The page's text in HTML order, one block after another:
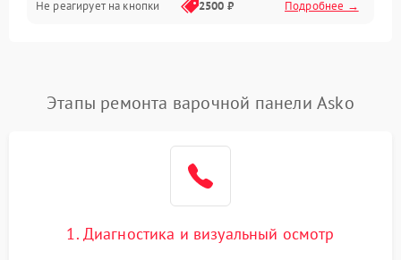
Не реагирует на кнопки 2500 ₽ Подробнее →
Этапы ремонта варочной панели Asko
1. Диагностика и визуальный осмотр